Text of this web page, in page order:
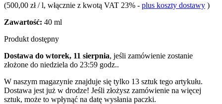
(500,00 zł / l, włącznie z kwotą VAT 23% - plus koszty dostawy )
Zawartość: 40 ml
Produkt dostępny
Dostawa do wtorek, 11 sierpnia, jeśli zamówienie zostanie
złożone do niedziela do 23:59 godz..
W naszym magazynie znajduje się tylko 13 sztuk tego artykułu.
Dostawa jest już w drodze! Jeśli złożysz zamówienie na więcej
sztuk, może to wpłynąć na datę wysłania paczki.